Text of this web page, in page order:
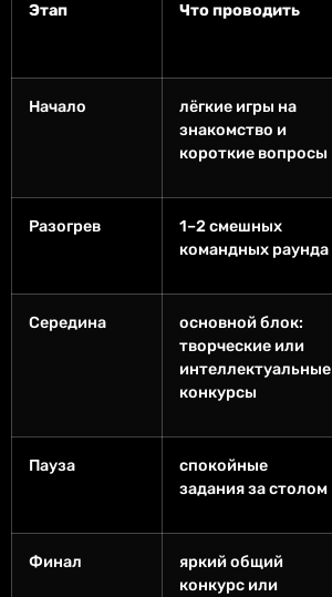
Этап Что проводить
Начало
лёгкие игры на
знакомство и
короткие вопросы
Разогрев
1–2 смешных
командных раунда
Середина
основной блок:
творческие или
интеллектуальные
конкурсы
Пауза
спокойные
задания за столом
Финал
яркий общий
конкурс или